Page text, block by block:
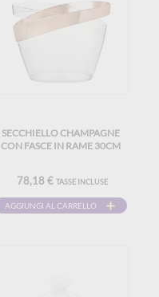
SECCHIELLO CHAMPAGNE
CON FASCE IN RAME 30CM
78,18 € TASSE INCLUSE
AGGIUNGI AL CARRELLO